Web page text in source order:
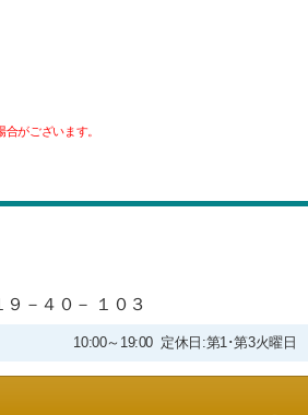
がございます。
－４０－ １０３
10:00～19:00 定休日:第1･第3火曜日